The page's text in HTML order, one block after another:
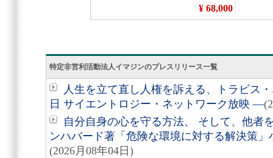
特定非営利活動法人イマジンのプレスリリース一覧
人生を立て直し人権を訴える、トラビス
日 サイエントロジー・ネットワーク放映 ―
自分自身の心を守る方法、 そして、他者
ンハバード著「危険な環境に対する解決策
(2026月08年04日)